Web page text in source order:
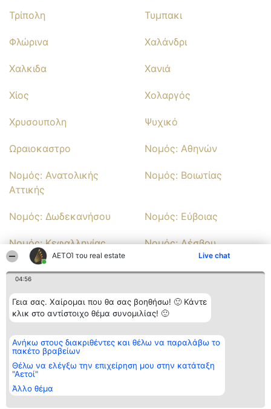
ΑΕΤΟΊ του real estate Live chat
04:56
Γεια σας. Χαίρομαι που θα σας βοηθήσω! 🙂 Κάντε
κλικ στο αντίστοιχο θέμα συνομιλίας! 🙂
Ανήκω στους διακριθέντες και θέλω να παραλάβω το
πακέτο βραβείων
Θέλω να ελέγξω την επιχείρηση μου στην κατάταξη
"Αετοί"
Άλλο θέμα
Τρίπολη Τυμπακι
Φλώρινα Χαλάνδρι
Χαλκιδα Χανιά
Χίος Χολαργός
Χρυσουπολη Ψυχικό
Ωραιοκαστρο Νομός: Αθηνών
Νομός: Ανατολικής
Αττικής
Νομός: Βοιωτίας
Νομός: Δωδεκανήσου Νομός: Εύβοιας
Νομός: Κεφαλληνίας Νομός: Λέσβου
Νομός: Πειραιά Νομός: Φωκίδας
Νομός: Χίου
Διοργανωτής της
κατάταξης
BEAUTIFUL COMPANY
ΤΗΛ. ΕΠΙΚΟΙΝΩΝΙΑΣ:
2104128019
email:
aetoi@beautifulcompany.co
Κατάταξη
Διακριθέντες
των
διακριθέντων
προϋποθέσεις
Επικοινωνία
Επικοινωνία